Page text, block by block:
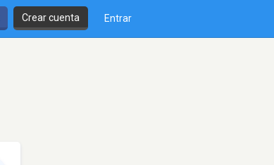
Crear cuenta Entrar